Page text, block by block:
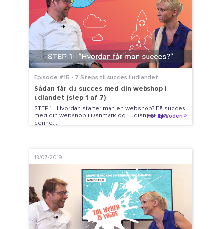
Episode #15 - 7 Steps til succes i udlandet
Sådan får du succes med din webshop i
udlandet (step 1 af 7)
STEP 1 - Hvordan starter man en webshop? Få succes
med din webshop i Danmark og i udlandet. Hør
denne...
Hør Episoden
18/07/2019